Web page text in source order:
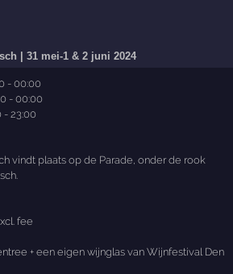
| 31 mei-1 & 2 juni 2024
- 00:00
- 00:00
- 23:00
vindt plaats op de Parade, onder de rook
fee
+ een eigen wijnglas van Wijnfestival Den